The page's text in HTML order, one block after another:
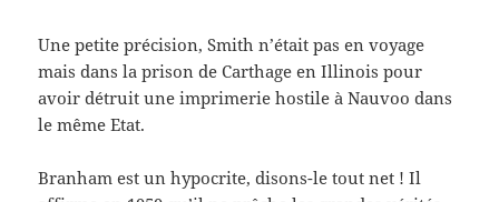
Une petite précision, Smith n’était pas en voyage
mais dans la prison de Carthage en Illinois pour
avoir détruit une imprimerie hostile à Nauvoo dans
le même Etat.
Branham est un hypocrite, disons-le tout net ! Il